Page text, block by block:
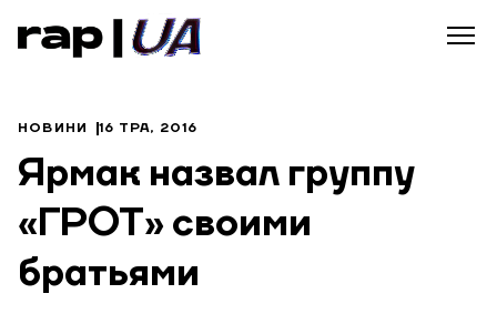
НОВИНИ 16 ТРА, 2016
Ярмак назвал группу
«ГРОТ» своими
братьями